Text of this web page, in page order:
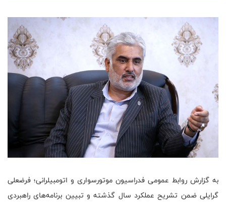
به گزارش روابط عمومی فدراسیون موتورسواری و اتومبیلرانی؛ فرضعلی
گرایلی ضمن تشریح عملکرد سال گذشته و تبیین برنامه‌های راهبردی